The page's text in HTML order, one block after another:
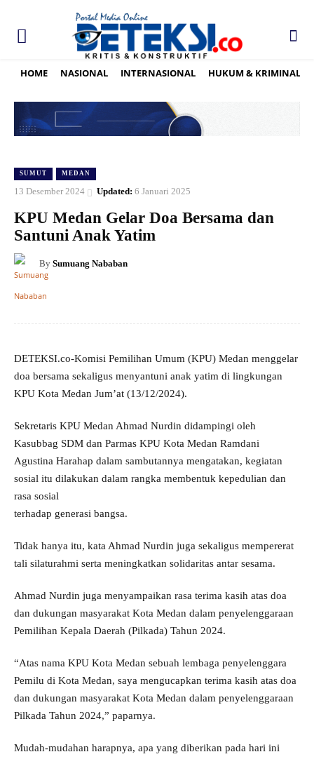
HOME NASIONAL INTERNASIONAL HUKUM & KRIMINAL
SUMUT MEDAN
13 Desember 2024 Updated: 6 Januari 2025
KPU Medan Gelar Doa Bersama dan
Santuni Anak Yatim
By Sumuang Nababan
DETEKSI.co-Komisi Pemilihan Umum (KPU) Medan menggelar
doa bersama sekaligus menyantuni anak yatim di lingkungan
KPU Kota Medan Jum’at (13/12/2024).
Sekretaris KPU Medan Ahmad Nurdin didampingi oleh
Kasubbag SDM dan Parmas KPU Kota Medan Ramdani
Agustina Harahap dalam sambutannya mengatakan, kegiatan
sosial itu dilakukan dalam rangka membentuk kepedulian dan
rasa sosial
terhadap generasi bangsa.
Tidak hanya itu, kata Ahmad Nurdin juga sekaligus mempererat
tali silaturahmi serta meningkatkan solidaritas antar sesama.
Ahmad Nurdin juga menyampaikan rasa terima kasih atas doa
dan dukungan masyarakat Kota Medan dalam penyelenggaraan
Pemilihan Kepala Daerah (Pilkada) Tahun 2024.
“Atas nama KPU Kota Medan sebuah lembaga penyelenggara
Pemilu di Kota Medan, saya mengucapkan terima kasih atas doa
dan dukungan masyarakat Kota Medan dalam penyelenggaraan
Pilkada Tahun 2024,” paparnya.
Mudah-mudahan harapnya, apa yang diberikan pada hari ini